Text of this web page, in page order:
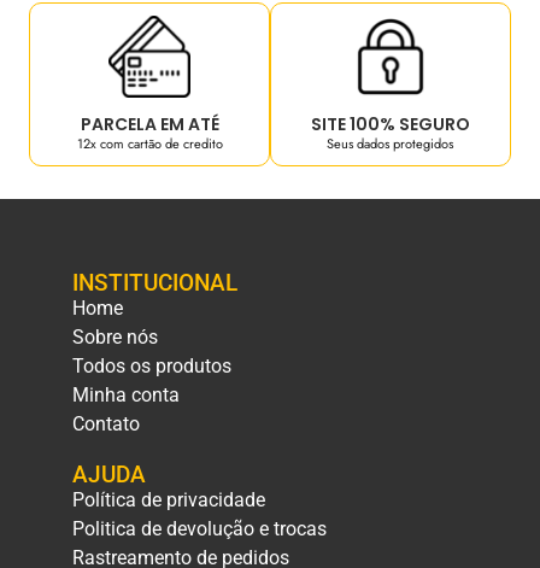
PARCELA EM ATÉ
12x com cartão de credito
SITE 100% SEGURO
Seus dados protegidos
INSTITUCIONAL
Home
Sobre nós
Todos os produtos
Minha conta
Contato
AJUDA
Política de privacidade
Politica de devolução e trocas
Rastreamento de pedidos